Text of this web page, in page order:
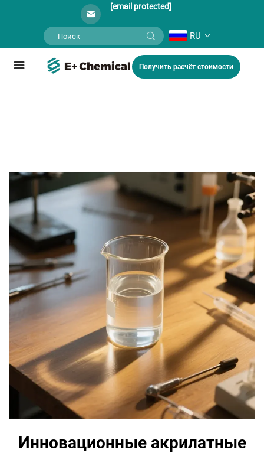
[email protected]
RU
Получить расчёт стоимости
Инновационные акрилатные